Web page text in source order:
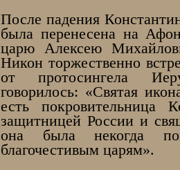
После падения
была перенесена на
царю Алексею
Никон торжественно
от протосингела
говорилось: «Святая
есть покровительница
защитницей России и
она была некогда
благочестивым царям».